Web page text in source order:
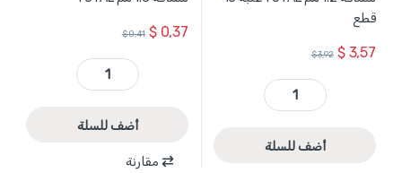
$3,57
$3,92
TAC2211155 - حجر قص معدن 4.5 انش سماكة 1.2 مم TOTAL علبة 10 قطع quantity
أضف للسلة
$0,37
$0,41
TAC2211153 - حجر قص معدن 4.5 انش سماكة 1.6 مم TOTAL quantity
أضف للسلة
مقارنة